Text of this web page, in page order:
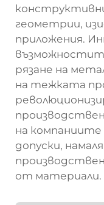
геометрии,
приложения.
рязане на
на тежката
на
допуски,
от материали.